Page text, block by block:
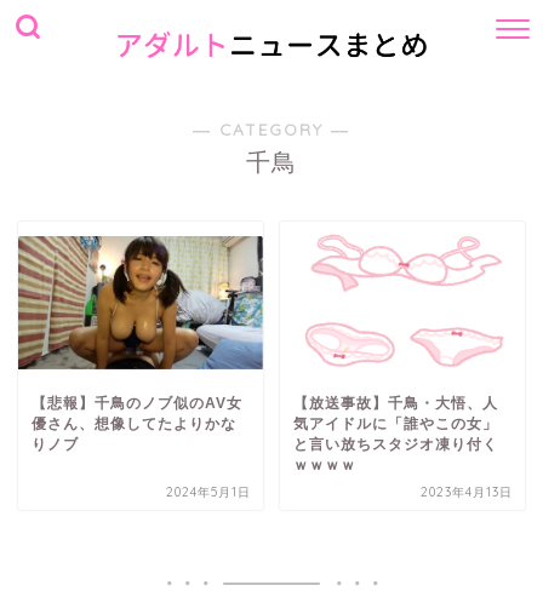
― CATEGORY ―
千鳥
【悲報】千鳥のノブ似のAV女
優さん、想像してたよりかな
りノブ
2024年5月1日
【放送事故】千鳥・大悟、人
気アイドルに「誰やこの女」
と言い放ちスタジオ凍り付く
ｗｗｗｗ
2023年4月13日